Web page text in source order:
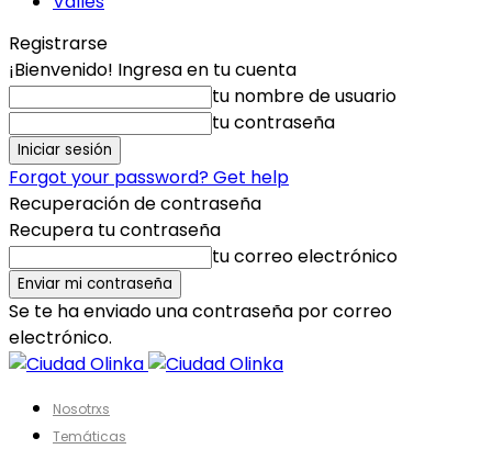
Registrarse
¡Bienvenido! Ingresa en tu cuenta
tu nombre de usuario
tu contraseña
Forgot your password? Get help
Recuperación de contraseña
Recupera tu contraseña
tu correo electrónico
Se te ha enviado una contraseña por correo
electrónico.
Nosotrxs
Temáticas